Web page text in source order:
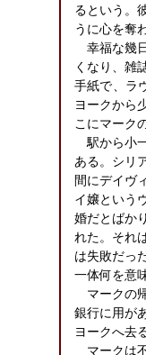
るという。
うに心を奪
幸福な幾
くなり、雑
手紙で、ラ
ヨークから
こにマーク
駅から小
ある。シリ
間にデイヴ
イ嬢という
婚だとばか
れた。それ
は失敗だっ
一体何を意
マークの
銀行に用が
ヨークへ去
マークは